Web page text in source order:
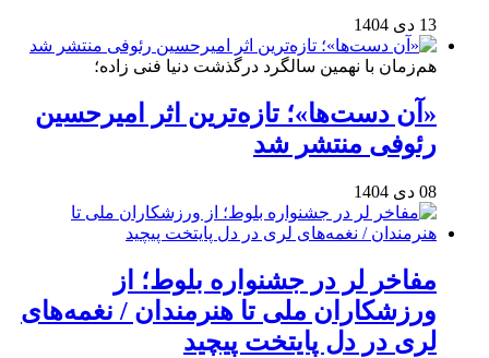
13 دی 1404
هم‌زمان با نهمین سالگرد درگذشت دنیا فنی زاده؛
«آن دست‌ها»؛ تازه‌ترین اثر امیرحسین
رئوفی منتشر شد
08 دی 1404
مفاخر لر در جشنواره بلوط؛ از
ورزشکاران ملی تا هنرمندان / نغمه‌های
لری در دل پایتخت پیچید